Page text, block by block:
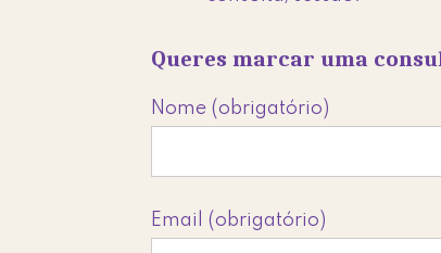
Queres marcar uma
Nome (obrigatório)
Email (obrigatório)